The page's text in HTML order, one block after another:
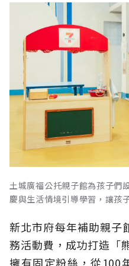
土城廣福公托親子館為孩子們
慶與生活情境引導學習，讓孩
新北市府每年補助親子
務活動費，成功打造「
擁有固定粉絲，從100